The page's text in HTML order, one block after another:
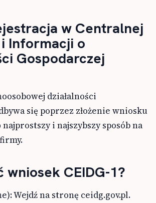
w Centralnej
Informacji o
Gospodarczej
działalności
się poprzez złożenie wniosku
najprostszy i najszybszy sposób na
wniosek CEIDG-1?
Wejdź na stronę ceidg.gov.pl.